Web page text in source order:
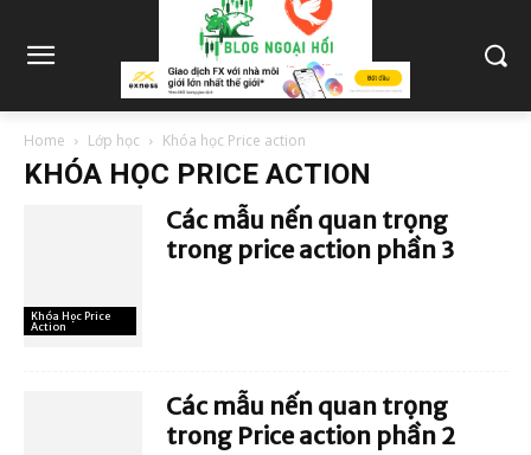
Home Lớp học Khóa học Price action
KHÓA HỌC PRICE ACTION
Khóa Học Price
Action
Các mẫu nến quan trọng
trong price action phần 3
Các mẫu nến quan trọng
trong Price action phần 2